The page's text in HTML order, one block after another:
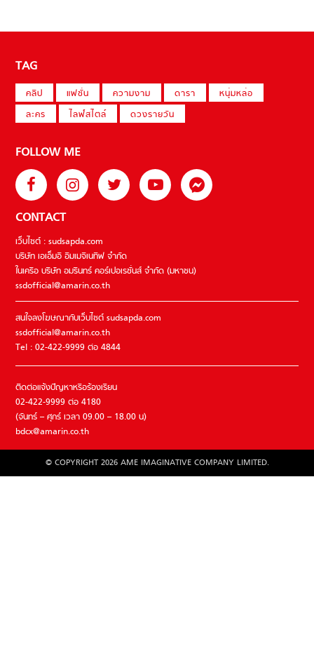
TAG
คลิป แฟชั่น ความงาม ดารา
หนุ่มหล่อ
ละคร
ไลฟ์สไตล์ ดวงรายวัน
FOLLOW ME
CONTACT
เว็บไซต์ : sudsapda.com
บริษัท เอเอ็มอี อิมเมจิเนทีฟ จำกัด
ในเครือ บริษัท อมรินทร์ คอร์เปอเรชั่นส์ จำกัด (มหาชน)
ssdofficial@amarin.co.th
สนใจลงโฆษณากับเว็บไซต์ sudsapda.com
ssdofficial@amarin.co.th
Tel : 02-422-9999 ต่อ 4844
ติดต่อแจ้งปัญหาหรือร้องเรียน
02-422-9999 ต่อ 4180
(จันทร์ – ศุกร์ เวลา 09.00 – 18.00 น)
bdcx@amarin.co.th
© COPYRIGHT 2026 AME IMAGINATIVE COMPANY LIMITED.